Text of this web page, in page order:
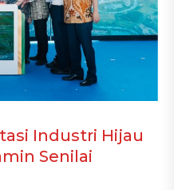
Industri Hijau
Senilai